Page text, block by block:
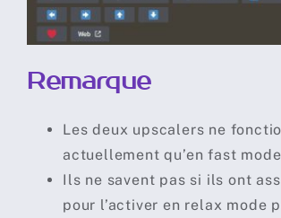
Remarque
Les deux upscalers ne
actuellement qu’en fast
Ils ne savent pas si ils ont
pour l’activer en relax mode